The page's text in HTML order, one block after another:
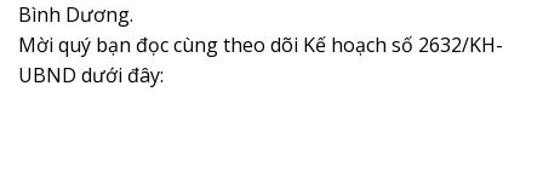
Bình Dương.
Mời quý bạn đọc cùng theo dõi Kế hoạch số 2632/KH-
UBND dưới đây: